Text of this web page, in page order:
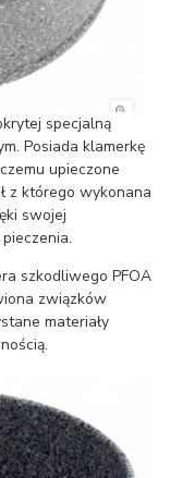
specjalną
Posiada klamerkę
upieczone
z którego wykonana
swojej
szkodliwego PFOA
związków
materiały